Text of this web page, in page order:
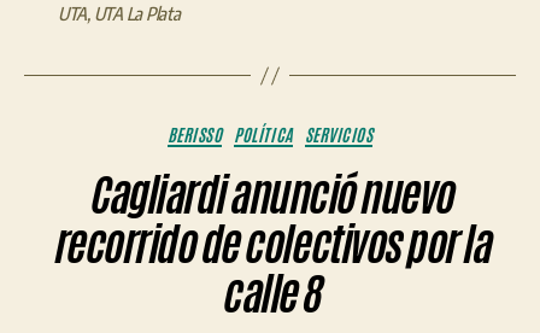
UTA, UTA La Plata
Categorías
BERISSO POLÍTICA SERVICIOS
Cagliardi anunció nuevo
recorrido de colectivos por la
calle 8